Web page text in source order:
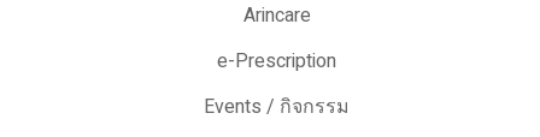
Arincare
e-Prescription
Events / กิจกรรม